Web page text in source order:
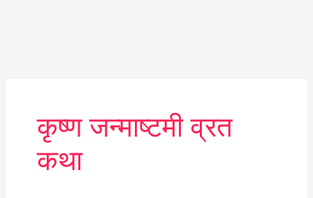
कृष्ण जन्माष्टमी व्रत
कथा